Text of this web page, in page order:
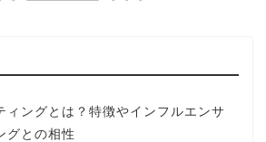
ィングとは？特徴やインフルエンサ
グとの相性